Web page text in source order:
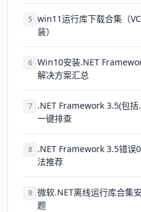
5 win11运行库下载合集（
装）
6 Win10安装.NET
解决方案汇总
7 .NET Framework 3.5(包
一键排查
8 .NET Framework 3.5错误
法推荐
9 微软.NET离线运行库合集
题